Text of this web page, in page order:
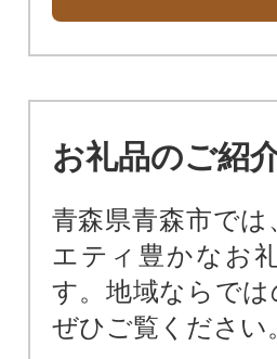
と子育て世代を応
【教育】子ども
の環境の構築など
【福祉】高齢者
支える地域共生社
【市民のくらし
働き続けられるた
お礼品のご紹
青森県青森市で
エティ豊かなお
す。地域ならで
ぜひご覧ください